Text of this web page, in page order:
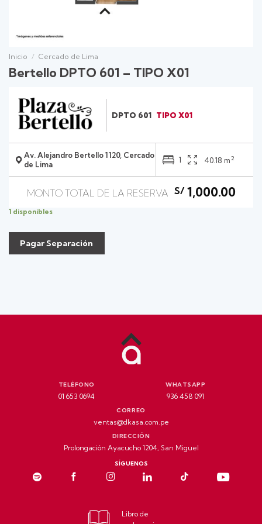
Inicio / Cercado de Lima
Bertello DPTO 601 – TIPO X01
DPTO 601 TIPO X01
Av. Alejandro Bertello 1120, Cercado
de Lima
1 40.18 m2
S/1,000.00
1 disponibles
Pagar Separación
TELÉFONO
01 653 0694
WHATSAPP
936 458 091
CORREO
ventas@dkasa.com.pe
DIRECCIÓN
Prolongación Ayacucho 1204, San Miguel
SÍGUENOS
Libro de